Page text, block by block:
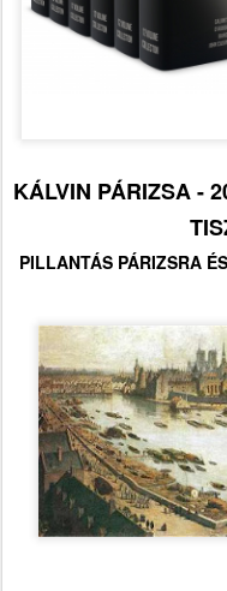
KÁLVIN PÁRIZSA -
PILLANTÁS PÁRIZSRA